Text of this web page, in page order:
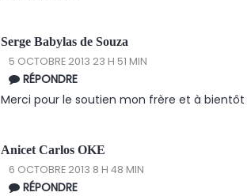
Serge Babylas de Souza
5 OCTOBRE 2013 23 H 51 MIN
RÉPONDRE
Merci pour le soutien mon frère et à bientôt
Anicet Carlos OKE
6 OCTOBRE 2013 8 H 48 MIN
RÉPONDRE